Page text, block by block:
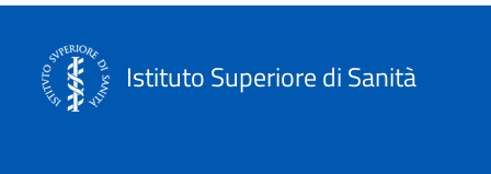
Istituto Superiore di Sanità